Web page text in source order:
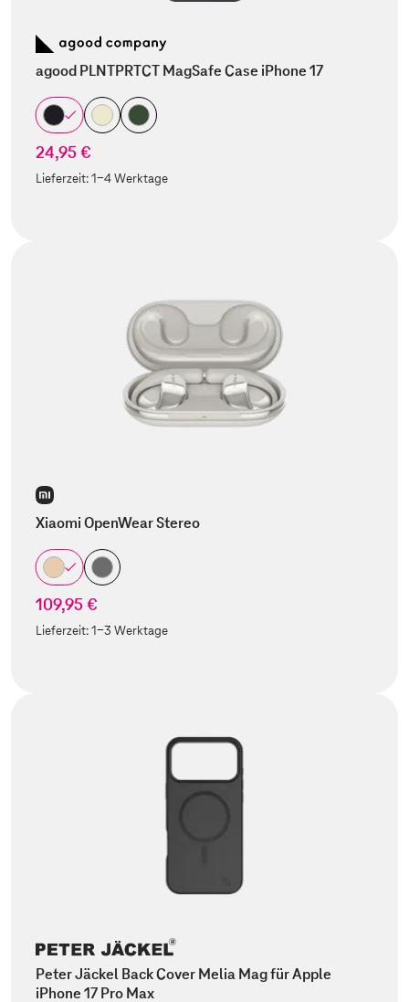
agood PLNTPRTCT MagSafe Case iPhone 17
24,95 €
Lieferzeit:1-4 Werktage
Xiaomi OpenWear Stereo
109,95 €
Lieferzeit:1-3 Werktage
Peter Jäckel Back Cover Melia Mag für Apple
iPhone 17 Pro Max